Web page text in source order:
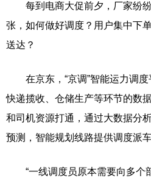
每到电商大促前夕，厂家纷纷
张，如何做好调度？用户集中下
送达？
在京东，“京调”智能运力调度
快递揽收、仓储生产等环节的数
和司机资源打通，通过大数据分
预测，智能规划线路提供调度派车
“一线调度员原本需要向多个